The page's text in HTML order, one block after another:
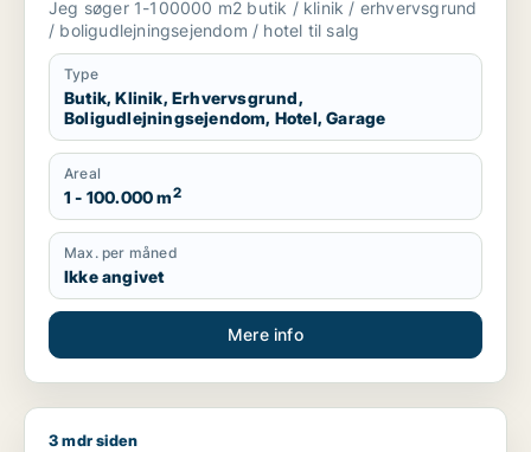
Jeg søger 1-100000 m2 butik / klinik / erhvervsgrund
/ boligudlejningsejendom / hotel til salg
Type
Butik, Klinik, Erhvervsgrund,
Boligudlejningsejendom, Hotel, Garage
Areal
1 - 100.000 m2
Max. per måned
Ikke angivet
Mere info
Nicolai søger butik, erhvervsgrund eller
3 mdr siden